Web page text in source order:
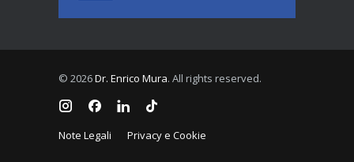
© 2026Dr. Enrico Mura. All rights reserved.
Note Legali Privacy e Cookie